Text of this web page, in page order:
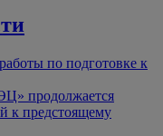
по подготовке к
продолжается
к предстоящему